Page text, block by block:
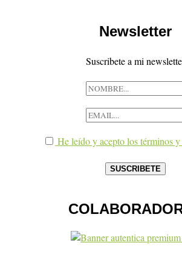
Newsletter
Suscribete a mi
He leído y acepto los términos